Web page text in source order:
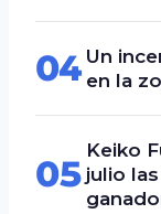
04 Un
en la
05
Keiko
julio